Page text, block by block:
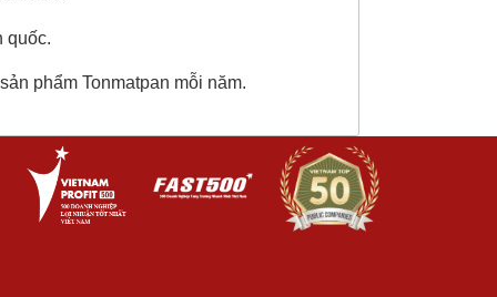
quốc.
phẩm Tonmatpan mỗi năm.